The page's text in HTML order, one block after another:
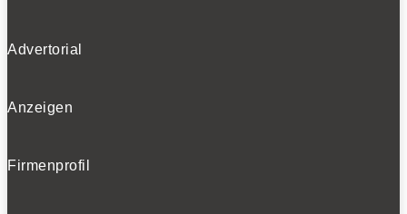
Advertorial
Anzeigen
Firmenprofil